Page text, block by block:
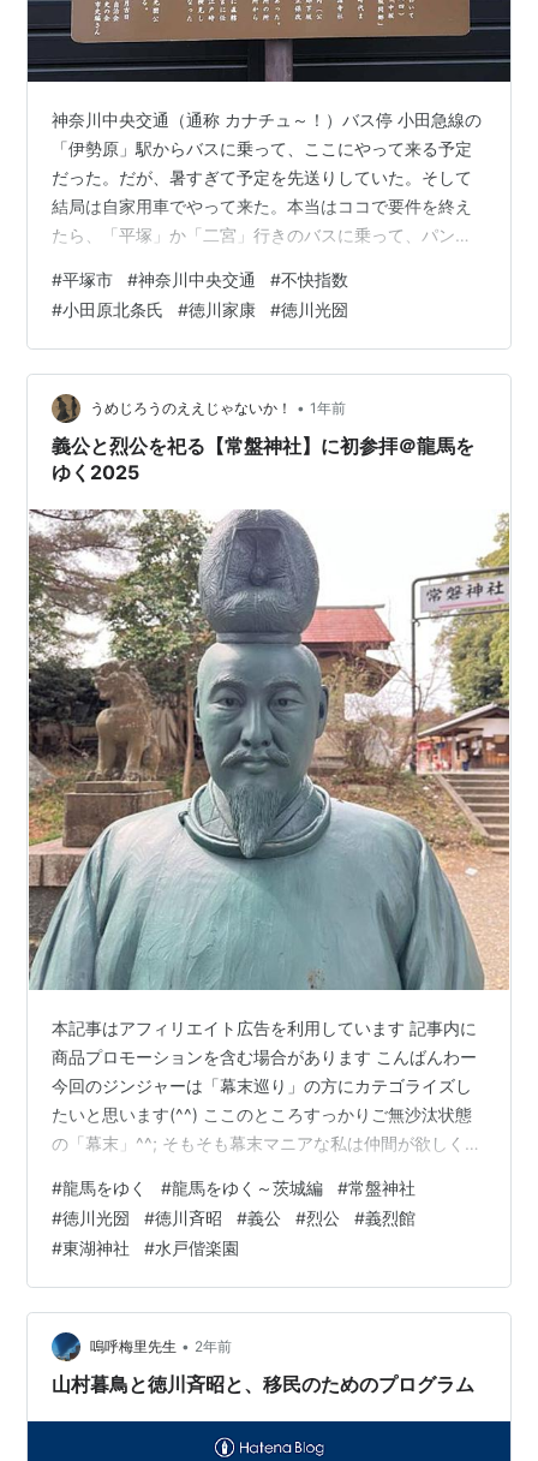
神奈川中央交通（通称 カナチュ～！）バス停 小田急線の
「伊勢原」駅からバスに乗って、ここにやって来る予定
だった。だが、暑すぎて予定を先送りしていた。そして
結局は自家用車でやって来た。本当はココで要件を終え
たら、「平塚」か「二宮」行きのバスに乗って、パン屋
ど。 「公所」というバス停 さて、「公所」という漢字表
記を見て、即座に読める人っているだろうけれど・・・
迷う人もおられるだろう。 ぐぞ やっぱ、知らなきゃワカ
ラン世界だと思う。 こうじょ？ こうしょ？ くしょ？ お
おやけどころ？ こんな感じで分からなくなるコトも多い
と思う。ワガハイ的には昔は「く…
#平塚市 #神奈川中央交通 #不快指数
#小田原北条氏 #徳川家康 #徳川光圀
うめじろうのええじゃないか！ • 1年前
義公と烈公を祀る【常盤神社】に初参拝＠龍馬を
ゆく2025
本記事はアフィリエイト広告を利用しています 記事内に
商品プロモーションを含む場合があります こんばんわー
今回のジンジャーは「幕末巡り」の方にカテゴライズし
たいと思います(^^) ここのところすっかりご無沙汰状態
の「幕末」^^; そもそも幕末マニアな私は仲間が欲しく
ようなものなんですが･･ それもいつしか「食べ歩きブロ
グ」と化し^^;「龍馬」だったはずの私は「スイーツザム
ライ」と化し^^;人生の転機を迎えてから心の勉強をする
ようになって･･そして最近は神ごとや神社にハマってる
感じのうめじろうでございます^^; 一貫して不変なのは食
べることが大…
#龍馬をゆく #龍馬をゆく～茨城編 #常盤神社
#徳川光圀 #徳川斉昭 #義公 #烈公 #義烈館
#東湖神社 #水戸偕楽園
嗚呼梅里先生 • 2年前
山村暮鳥と徳川斉昭と、移民のためのプログラム